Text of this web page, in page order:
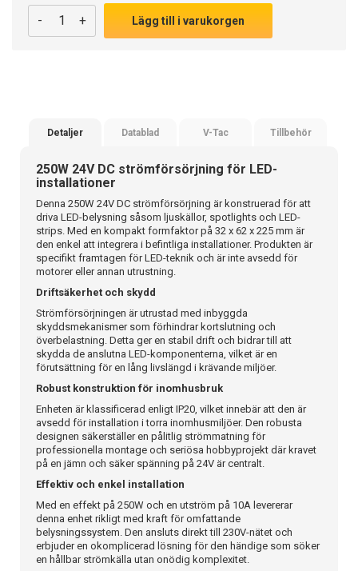
- + Lägg till i varukorgen
Detaljer Datablad V-Tac Tillbehör
250W 24V DC strömförsörjning för LED-
installationer
Denna 250W 24V DC strömförsörjning är konstruerad för att
driva LED-belysning såsom ljuskällor, spotlights och LED-
strips. Med en kompakt formfaktor på 32 x 62 x 225 mm är
den enkel att integrera i befintliga installationer. Produkten är
specifikt framtagen för LED-teknik och är inte avsedd för
motorer eller annan utrustning.
Driftsäkerhet och skydd
Strömförsörjningen är utrustad med inbyggda
skyddsmekanismer som förhindrar kortslutning och
överbelastning. Detta ger en stabil drift och bidrar till att
skydda de anslutna LED-komponenterna, vilket är en
förutsättning för en lång livslängd i krävande miljöer.
Robust konstruktion för inomhusbruk
Enheten är klassificerad enligt IP20, vilket innebär att den är
avsedd för installation i torra inomhusmiljöer. Den robusta
designen säkerställer en pålitlig strömmatning för
professionella montage och seriösa hobbyprojekt där kravet
på en jämn och säker spänning på 24V är centralt.
Effektiv och enkel installation
Med en effekt på 250W och en utström på 10A levererar
denna enhet rikligt med kraft för omfattande
belysningssystem. Den ansluts direkt till 230V-nätet och
erbjuder en okomplicerad lösning för den händige som söker
en hållbar strömkälla utan onödig komplexitet.